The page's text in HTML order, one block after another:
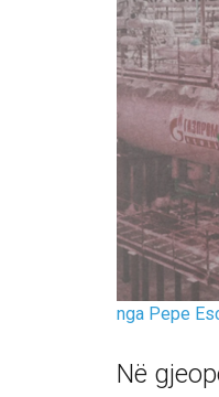
nga Pepe
Në